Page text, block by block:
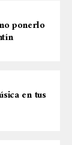
ponerlo
en tus